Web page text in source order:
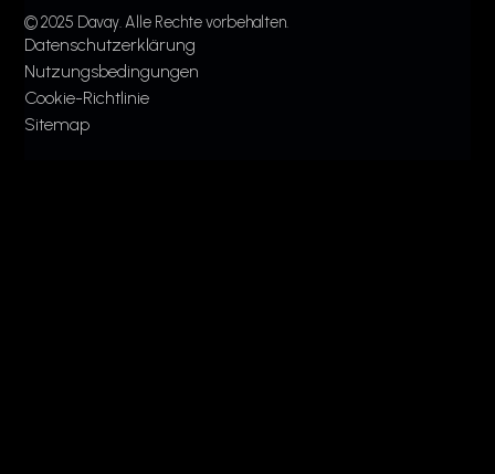
© 2025 Davay. Alle Rechte vorbehalten.
Datenschutzerklärung
Nutzungsbedingungen
Cookie-Richtlinie
Sitemap